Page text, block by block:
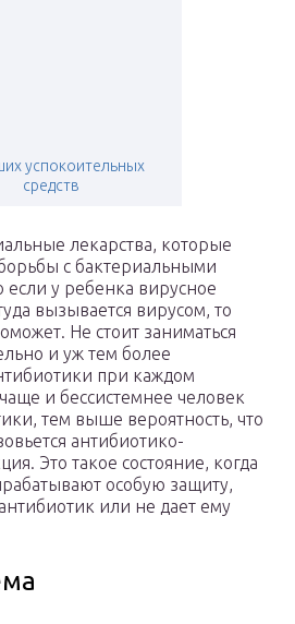
успокоительных
средств
лекарства, которые
с бактериальными
у ребенка вирусное
вызывается вирусом, то
Не стоит заниматься
и уж тем более
при каждом
и бессистемнее человек
тем выше вероятность, что
антибиотико-
Это такое состояние, когда
особую защиту,
или не дает ему